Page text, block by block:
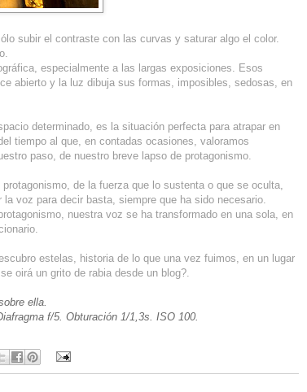
subir el contraste con las curvas y saturar algo el color.
especialmente a las largas exposiciones. Esos
abierto y la luz dibuja sus formas, imposibles, sedosas, en
determinado, es la situación perfecta para atrapar en
tiempo al que, en contadas ocasiones, valoramos
paso, de nuestro breve lapso de protagonismo.
de la fuerza que lo sustenta o que se oculta,
voz para decir basta, siempre que ha sido necesario.
nuestra voz se ha transformado en una sola, en
estelas, historia de lo que una vez fuimos, en un lugar
oirá un grito de rabia desde un blog?.
ella.
f/5. Obturación 1/1,3s. ISO 100.